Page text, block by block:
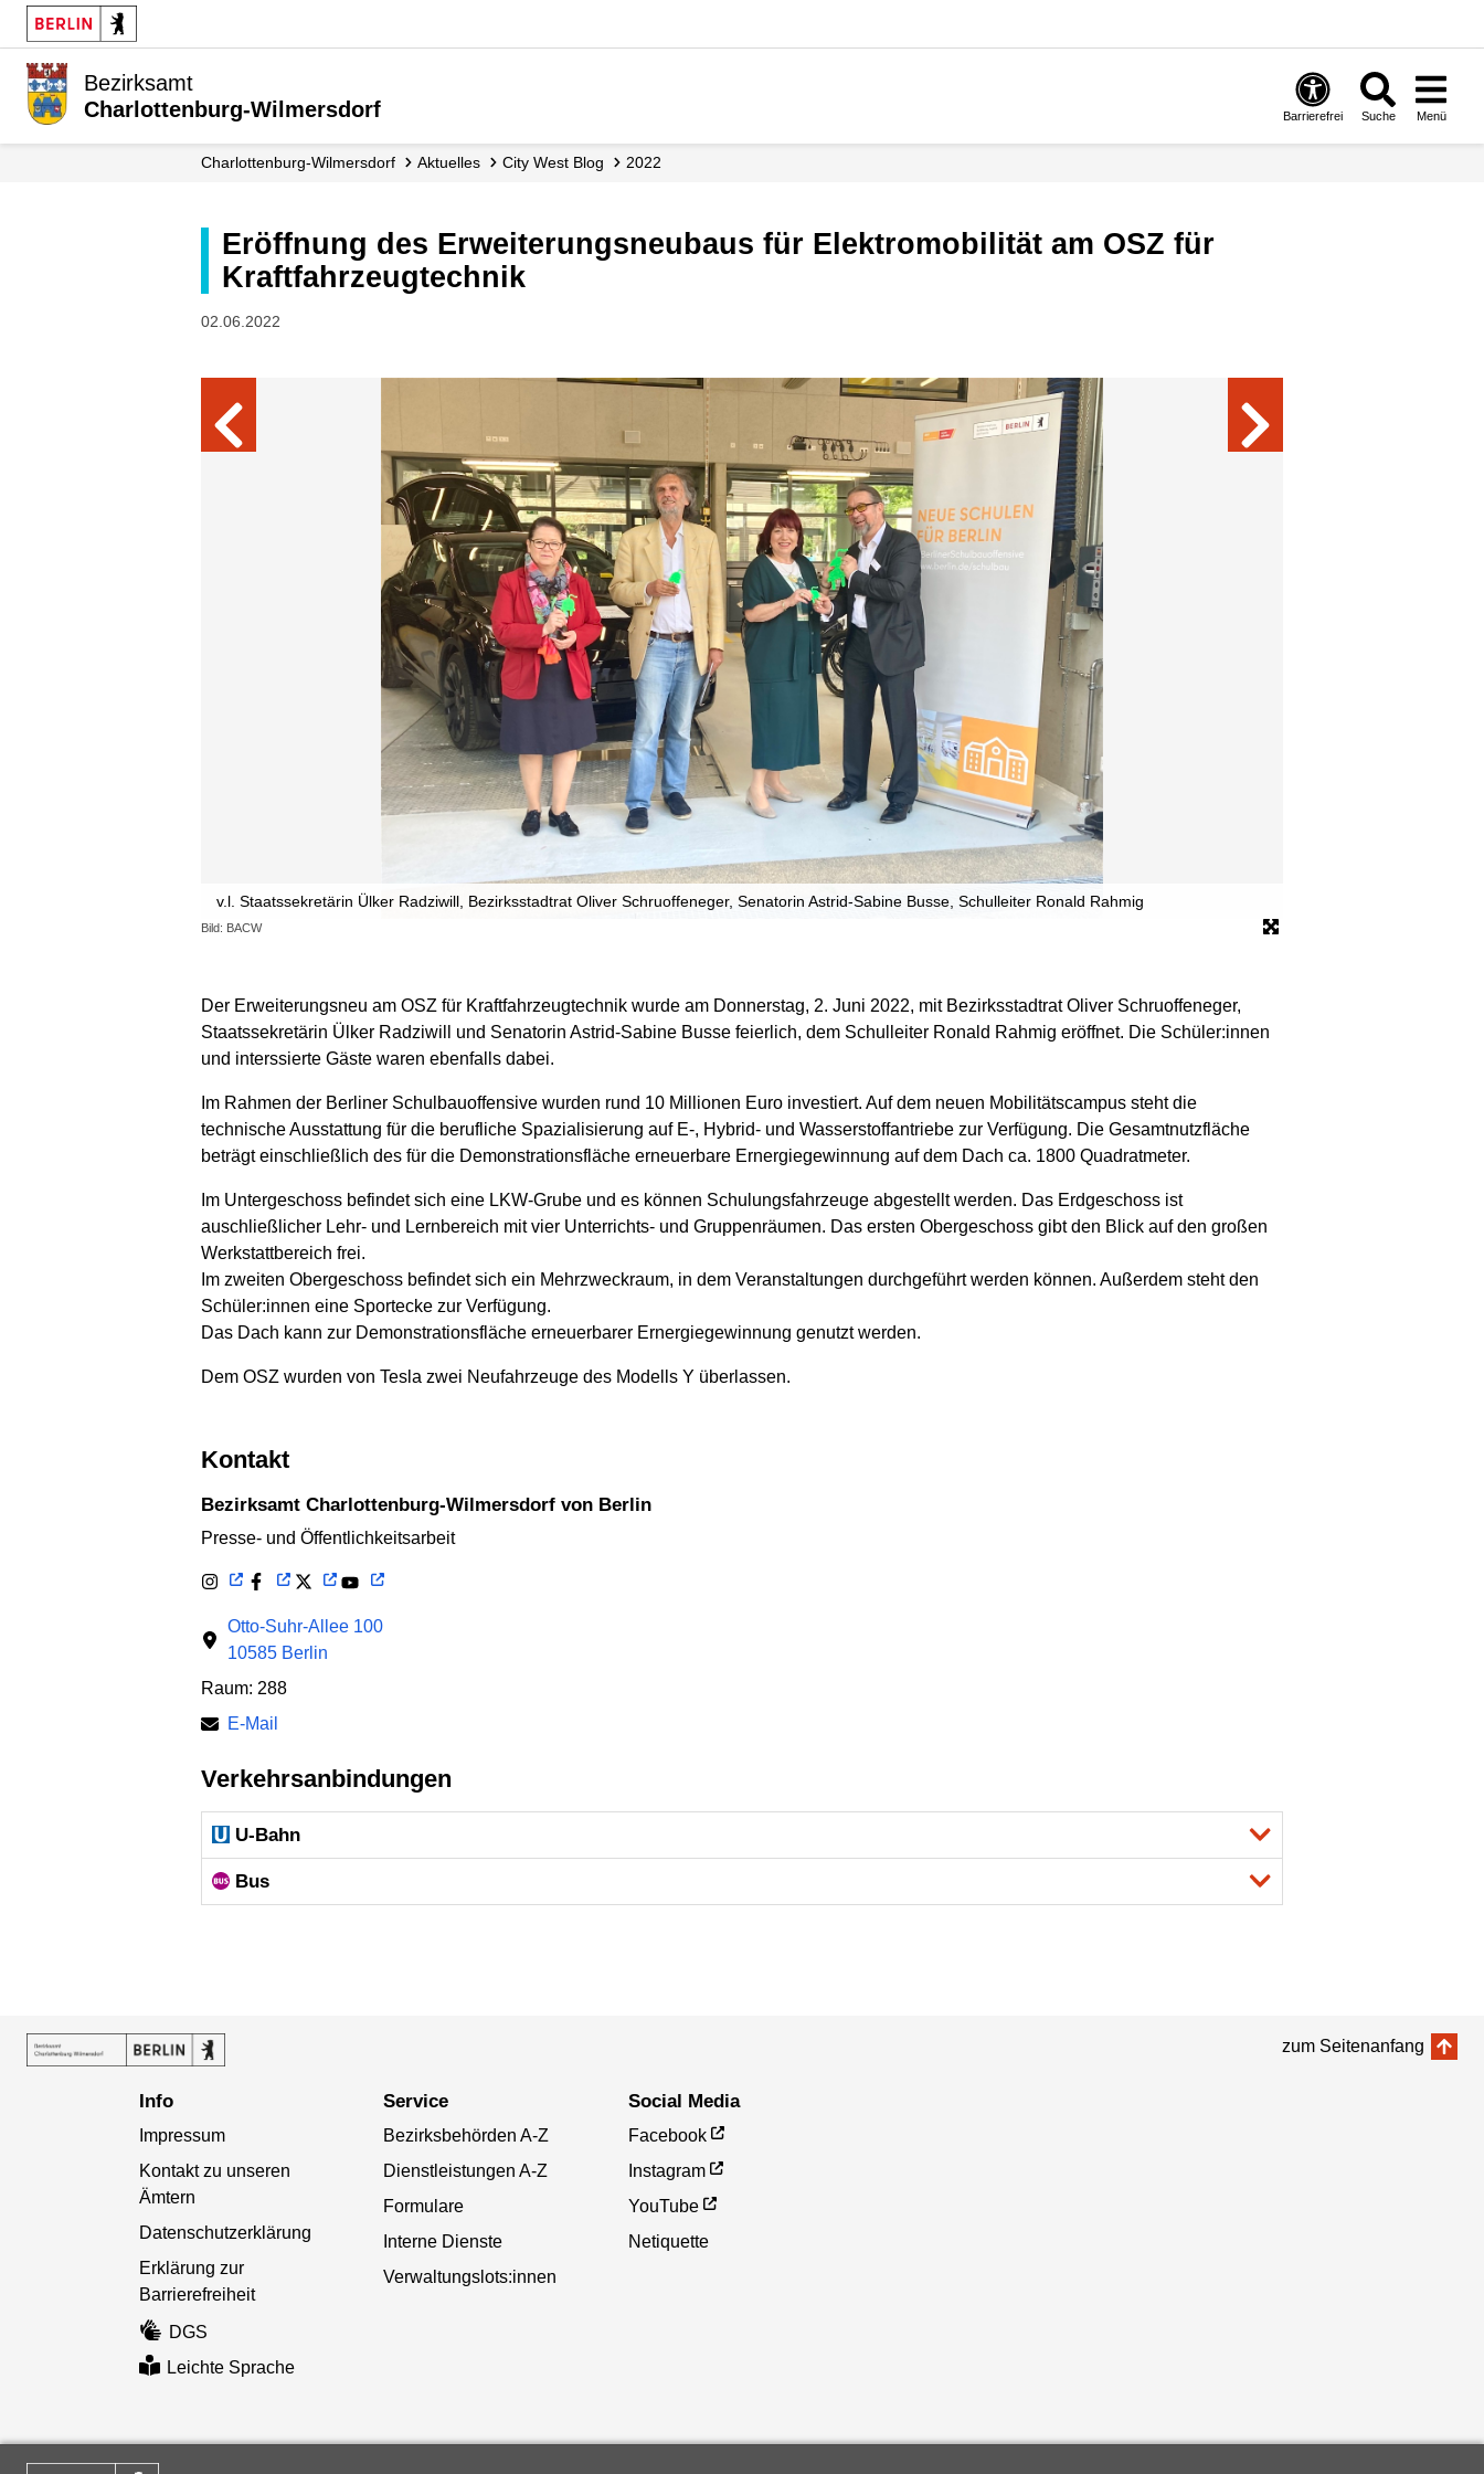
Bezirksamt
Charlottenburg-Wilmersdorf
Barrierefrei Suche Menü
Charlottenburg-Wilmersdorf Aktuelles City West Blog 2022
Eröffnung des Erweiterungsneubaus für Elektromobilität am OSZ für
Kraftfahrzeugtechnik
02.06.2022
v.l. Staatssekretärin Ülker Radziwill, Bezirksstadtrat Oliver Schruoffeneger, Senatorin Astrid-Sabine Busse, Schulleiter Ronald Rahmig
Bild: BACW
Der Erweiterungsneu am OSZ für Kraftfahrzeugtechnik wurde am Donnerstag, 2. Juni 2022, mit Bezirksstadtrat Oliver Schruoffeneger,
Staatssekretärin Ülker Radziwill und Senatorin Astrid-Sabine Busse feierlich, dem Schulleiter Ronald Rahmig eröffnet. Die Schüler:innen
und interssierte Gäste waren ebenfalls dabei.
Im Rahmen der Berliner Schulbauoffensive wurden rund 10 Millionen Euro investiert. Auf dem neuen Mobilitätscampus steht die
technische Ausstattung für die berufliche Spazialisierung auf E-, Hybrid- und Wasserstoffantriebe zur Verfügung. Die Gesamtnutzfläche
beträgt einschließlich des für die Demonstrationsfläche erneuerbare Ernergiegewinnung auf dem Dach ca. 1800 Quadratmeter.
Im Untergeschoss befindet sich eine LKW-Grube und es können Schulungsfahrzeuge abgestellt werden. Das Erdgeschoss ist
auschließlicher Lehr- und Lernbereich mit vier Unterrichts- und Gruppenräumen. Das ersten Obergeschoss gibt den Blick auf den großen
Werkstattbereich frei.
Im zweiten Obergeschoss befindet sich ein Mehrzweckraum, in dem Veranstaltungen durchgeführt werden können. Außerdem steht den
Schüler:innen eine Sportecke zur Verfügung.
Das Dach kann zur Demonstrationsfläche erneuerbarer Ernergiegewinnung genutzt werden.
Dem OSZ wurden von Tesla zwei Neufahrzeuge des Modells Y überlassen.
Kontakt
Bezirksamt Charlottenburg-Wilmersdorf von Berlin
Presse- und Öffentlichkeitsarbeit
Otto-Suhr-Allee 100
10585 Berlin
Raum: 288
E-Mail
Verkehrsanbindungen
U-Bahn
Bus
zum Seitenanfang
Info
Impressum
Kontakt zu unseren
Ämtern
Datenschutzerklärung
Erklärung zur
Barrierefreiheit
DGS
Leichte Sprache
Service
Bezirksbehörden A-Z
Dienstleistungen A-Z
Formulare
Interne Dienste
Verwaltungslots:innen
Social Media
Facebook
Instagram
YouTube
Netiquette